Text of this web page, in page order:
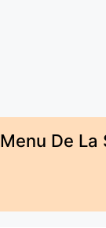
Menu De La